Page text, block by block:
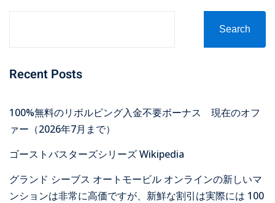
Search
Recent Posts
100%無料のリボルビング入金不要ボーナス 現在のオフ
ァー（2026年7月まで）
ゴーストバスターズシリーズ Wikipedia
グランド シーブス オートモービル オンラインの新しいマ
ンションは非常に高価ですが、新鮮な割引は実際には 100